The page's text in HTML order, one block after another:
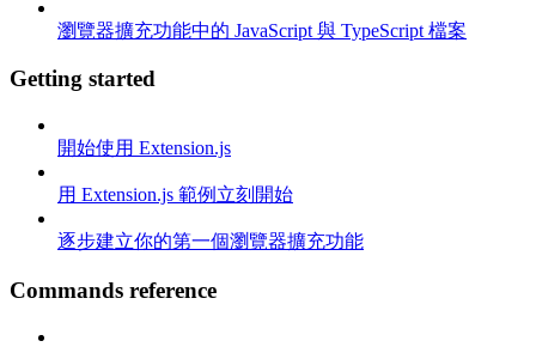
瀏覽器擴充功能中的 JavaScript 與 TypeScript 檔案
Getting started
開始使用 Extension.js
用 Extension.js 範例立刻開始
逐步建立你的第一個瀏覽器擴充功能
Commands reference